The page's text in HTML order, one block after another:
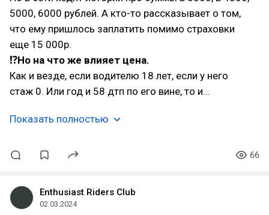
5000, 6000 рублей. А кто-то рассказывает о том,
что ему пришлось заплатить помимо страховки
еще 15 000р.
⁉Но на что же влияет цена.
Как и везде, если водителю 18 лет, если у него
стаж 0. Или год и 58 дтп по его вине, то и…
Показать полностью
66
Enthusiast Riders Club
02.03.2024